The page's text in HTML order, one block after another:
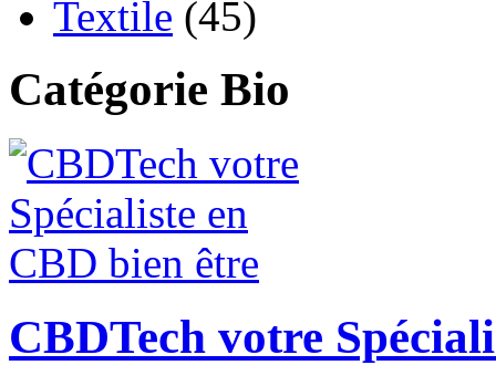
Textile (45)
Catégorie Bio
CBDTech votre